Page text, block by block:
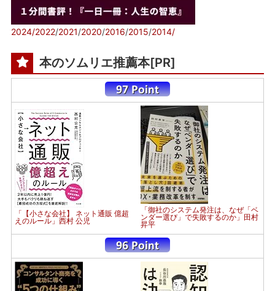
2024/2022/2021/2020/2016/2015/2014/
本のソムリエ推薦本[PR]
「【小さな会社】 ネット通販 億超
えのルール」西村 公児
「御社のシステム発注は、なぜ「ベ
ンダー選び」で失敗するのか」田村
昇平